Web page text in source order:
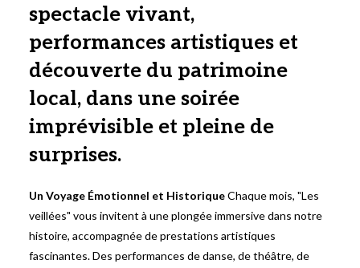
spectacle vivant,
performances artistiques et
découverte du patrimoine
local, dans une soirée
imprévisible et pleine de
surprises.
Un Voyage Émotionnel et HistoriqueChaque mois, "Les
veillées" vous invitent à une plongée immersive dans notre
histoire, accompagnée de prestations artistiques
fascinantes. Des performances de danse, de théâtre, de